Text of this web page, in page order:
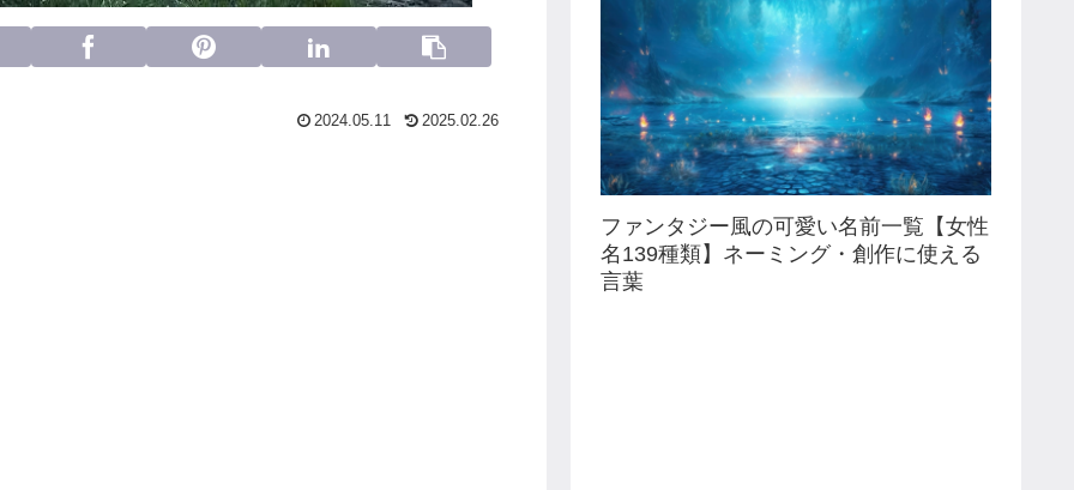
2024.05.11 2025.02.26
ファンタジー風の可愛い名前一覧【女性
名139種類】ネーミング・創作に使える
言葉